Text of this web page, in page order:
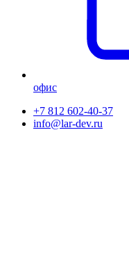
офис
+7 812 602-40-37
info@lar-dev.ru